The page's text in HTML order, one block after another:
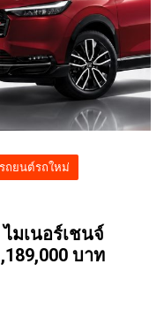
ถยนต์รถใหม่
มเนอร์เชนจ์
บาท